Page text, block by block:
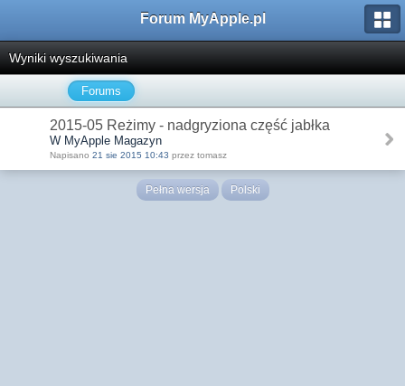
Forum MyApple.pl
Wyniki wyszukiwania
Forums
2015-05 Reżimy - nadgryziona część jabłka
W MyApple Magazyn
Napisano 21 sie 2015 10:43 przez tomasz
Pełna wersja Polski